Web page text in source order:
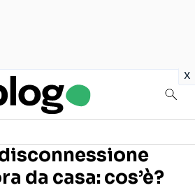
x
sui social
da casa: cos’è?